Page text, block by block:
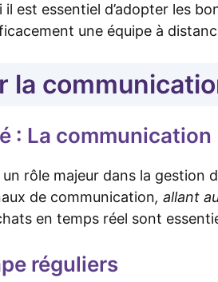
il est essentiel d’adopter les
une équipe à
la
: La communication
rôle majeur dans la gestion
de communication, allant
en temps réel sont
réguliers